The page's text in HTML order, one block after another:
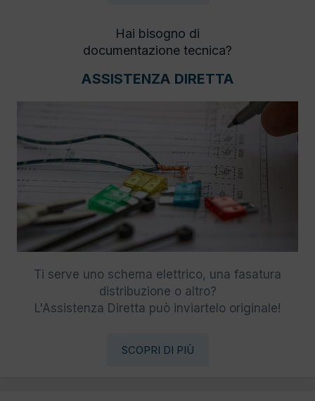
Hai bisogno di
documentazione tecnica?
ASSISTENZA DIRETTA
Ti serve uno schema elettrico, una fasatura
distribuzione o altro?
L'Assistenza Diretta può inviartelo originale!
SCOPRI DI PIÙ